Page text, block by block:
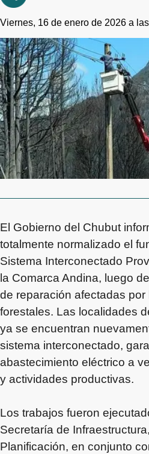
Viernes, 16 de enero de 2026 a
El Gobierno del Chubut
totalmente normalizado el
Sistema Interconectado
la Comarca Andina, luego
de reparación afectadas por
forestales. Las localidades
ya se encuentran
sistema interconectado,
abastecimiento eléctrico a
y actividades productivas.
Los trabajos fueron
Secretaría de
Planificación, en conjunto